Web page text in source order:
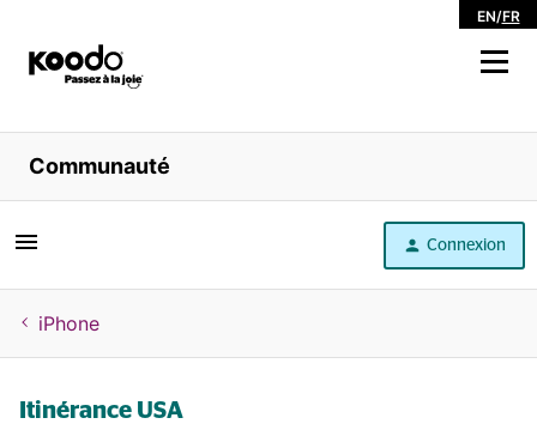
EN/FR
Magasiner
Libre service
Aide
Communauté
Connexion
iPhone
Itinérance USA